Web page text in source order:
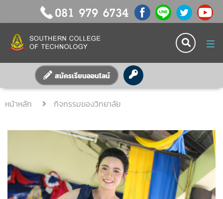
สมัครเรียนออนไลน์
หน้าหลัก กิจกรรมของวิทยาลัย